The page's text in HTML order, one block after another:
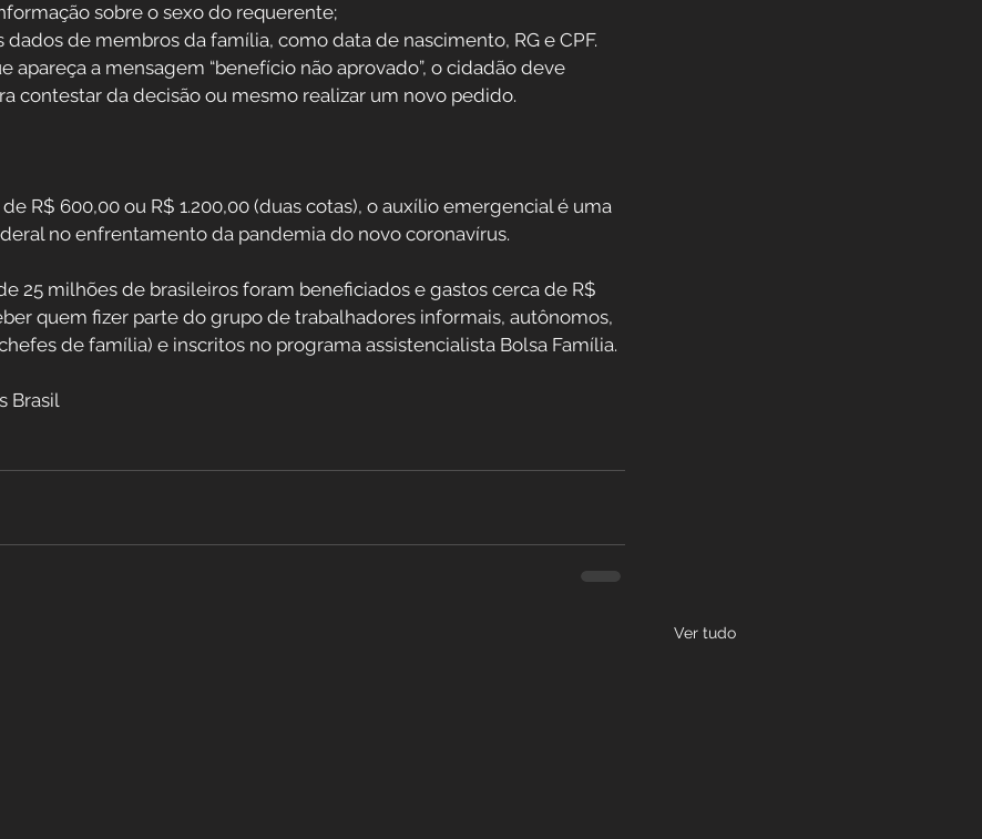
sobre o sexo do requerente;
de membros da família, como data de nascimento, RG e CPF.
apareça a mensagem “benefício não aprovado”, o cidadão deve
contestar da decisão ou mesmo realizar um novo pedido.
R$ 600,00 ou R$ 1.200,00 (duas cotas), o auxílio emergencial é uma
no enfrentamento da pandemia do novo coronavírus.
25 milhões de brasileiros foram beneficiados e gastos cerca de R$
quem fizer parte do grupo de trabalhadores informais, autônomos,
de família) e inscritos no programa assistencialista Bolsa Família.
Brasil
Ver tudo